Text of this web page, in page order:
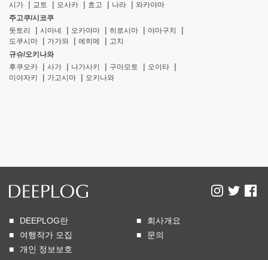
시가
교토 오사카 효고 나라
와카야마
주고쿠/시코쿠
돗토리
시마네 오카야마 히로시마
야마구치
도쿠시마
가가와 에히메
고치
규슈/오키나와
후쿠오카
사가 나가사키 구마모토
오이타
미야자키
가고시마 오키나와
DEEPLOG란
회사개요
여행작가 모집
문의
개인 정보보호